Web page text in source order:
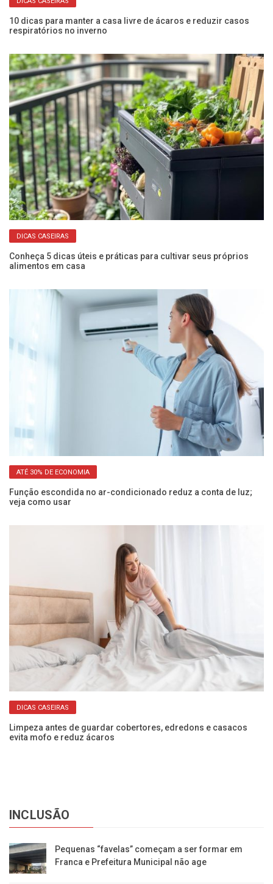
10 dicas para manter a casa livre de ácaros e reduzir casos
respiratórios no inverno
DICAS CASEIRAS
Conheça 5 dicas úteis e práticas para cultivar seus próprios
alimentos em casa
ATÉ 30% DE ECONOMIA
Função escondida no ar-condicionado reduz a conta de luz;
veja como usar
DICAS CASEIRAS
Limpeza antes de guardar cobertores, edredons e casacos
evita mofo e reduz ácaros
INCLUSÃO
Pequenas “favelas” começam a ser formar em
Franca e Prefeitura Municipal não age